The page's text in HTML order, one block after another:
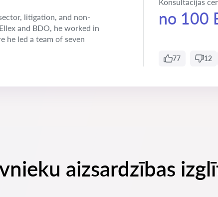
litigation, and non-
and BDO, he worked in
he led a team of seven
no 100
77 12
aizsardzības